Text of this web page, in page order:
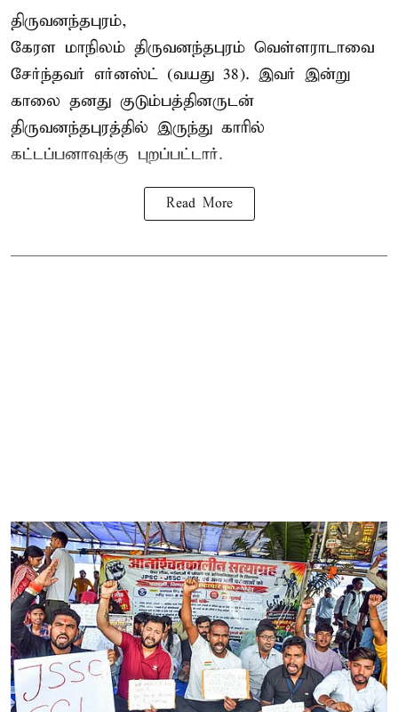
திருவனந்தபுரம்,
கேரள மாநிலம் திருவனந்தபுரம் வெள்ளராடாவை
சேர்ந்தவர் எர்னஸ்ட் (வயது 38). இவர் இன்று
காலை தனது குடும்பத்தினருடன்
திருவனந்தபுரத்தில் இருந்து காரில்
கட்டப்பனாவுக்கு புறப்பட்டார்.
Read More